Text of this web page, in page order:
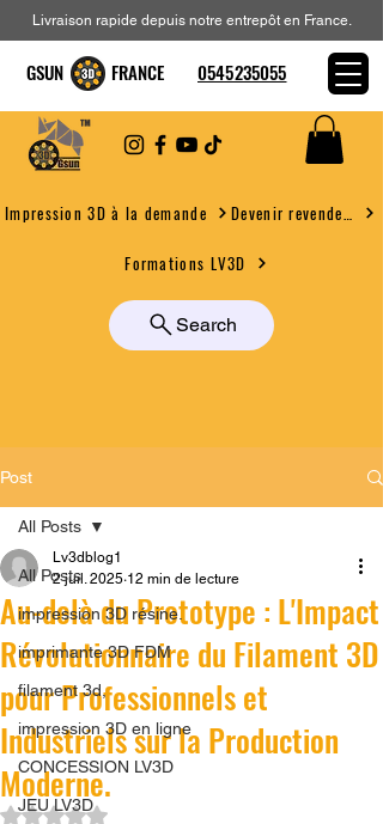
Impression 3D à la demande
Formations LV3D
Search
Livraison rapide depuis notre entrepôt en France.
GSUN FRANCE 0545235055
Post
All Posts
impression 3D résine.
imprimante 3D FDM
filament 3d,
impression 3D en ligne
CONCESSION LV3D
JEU LV3D
All Posts
Au-delà du Prototype : L'Impact
Révolutionnaire du Filament 3D
pour Professionnels et
Industriels sur la Production
Moderne.
Lv3dblog1
2 juil. 2025 12 min de lecture
Noté NaN étoiles sur 5.